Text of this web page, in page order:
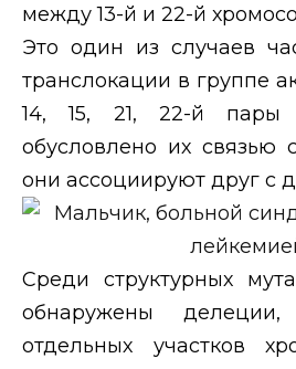
между 13-й и 22-й
Это один из случаев
транслокации в группе
14, 15, 21, 22-й пары
обусловлено их связью
они ассоциируют друг с
Среди структурных
обнаружены
отдельных участков